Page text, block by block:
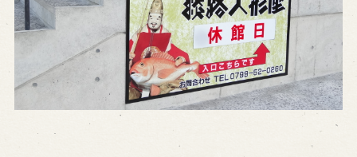
淡路島と国生み神話
淡路人形浄瑠璃の歴史
淡路人形独自の演目
淡路人形の広がり
南あわじ市の伝統芸能
ご利用案内
営業日時・料金